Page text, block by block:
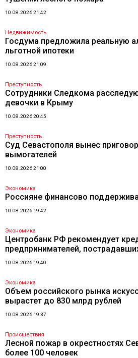
10.08.2026 21:42
Недвижимость
Госдума предложила реальную
льготной ипотеки
10.08.2026 21:09
Преступность
Сотрудники Следкома
девочки в Крыму
10.08.2026 20:45
Преступность
Суд Севастополя вынес
вымогателей
10.08.2026 21:00
Экономика
Россияне финансово
10.08.2026 19:42
Экономика
Центробанк РФ рекомендует
предпринимателей,
10.08.2026 19:40
Экономика
Объем российского рынка
вырастет до 830 млрд рублей
10.08.2026 19:37
Происшествия
Лесной пожар в окрестностях
более 100 человек